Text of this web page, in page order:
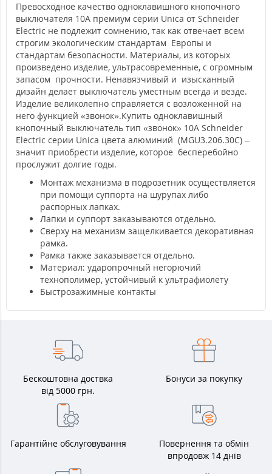
Превосходное качество одноклавишного кнопочного
выключателя 10А премиум серии Unica от Schneider
Electric не подлежит сомнению, так как отвечает всем
строгим экологическим стандартам Европы и
стандартам безопасности. Материалы, из которых
произведено изделие, ультрасовременные, с огромным
запасом прочности. Ненавязчивый и изысканный
дизайн делает выключатель уместным всегда и везде.
Изделие великолепно справляется с возложенной на
него функцией «звонок».Купить одноклавишный
кнопочный выключатель тип «звонок» 10А Schneider
Electric серии Unica цвета алюминий (MGU3.206.30С) –
значит приобрести изделие, которое бесперебойно
прослужит долгие годы.
Монтаж механизма в подрозетник осуществляется
при помощи суппорта на шурупах либо
распорных лапках.
Лапки и суппорт заказываются отдельно.
Сверху на механизм защелкивается декоративная
рамка.
Рамка также заказывается отдельно.
Материал: ударопрочный негорючий
технополимер, устойчивый к ультрафиолету
Быстрозажимные контакты
Бескоштовна доствка
від 5000 грн.
Бонуси за покупку
Гарантійне обслуговування
Повернення та обмін
впродовж 14 днів